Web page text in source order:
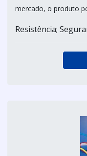
mercado, o produto
Resistência;